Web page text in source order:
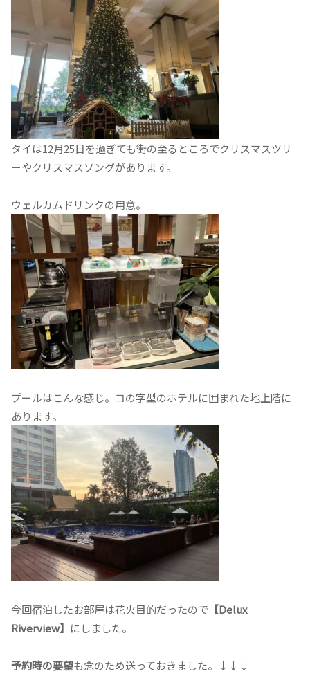
タイは12月25日を過ぎても街の至るところでクリスマスツリ
ーやクリスマスソングがあります。
ウェルカムドリンクの用意。
プールはこんな感じ。コの字型のホテルに囲まれた地上階に
あります。
今回宿泊したお部屋は花火目的だったので 【Delux
Riverview】 にしました。
予約時の要望も念のため送っておきました。↓↓↓